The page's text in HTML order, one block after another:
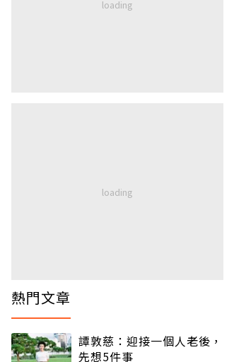
熱門文章
譚敦慈：迎接一個人老後，
先想5件事